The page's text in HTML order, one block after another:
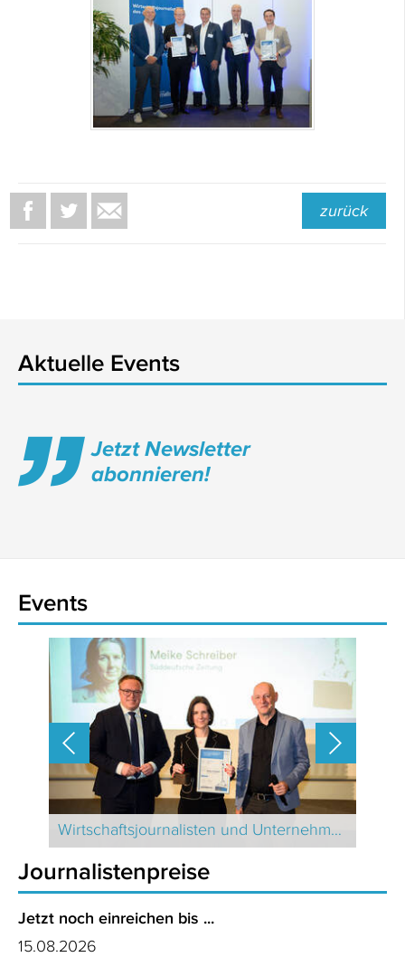
zurück
Aktuelle Events
Jetzt Newsletter
abonnieren!
Events
Wirtschaftsjournalisten und Unternehmenssprecher des Jahres 2024
Journalistenpreise
Jetzt noch einreichen bis ...
15.08.2026